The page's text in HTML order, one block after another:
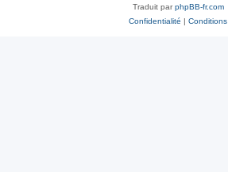
Traduit parphpBB-fr.com
Confidentialité | Conditions